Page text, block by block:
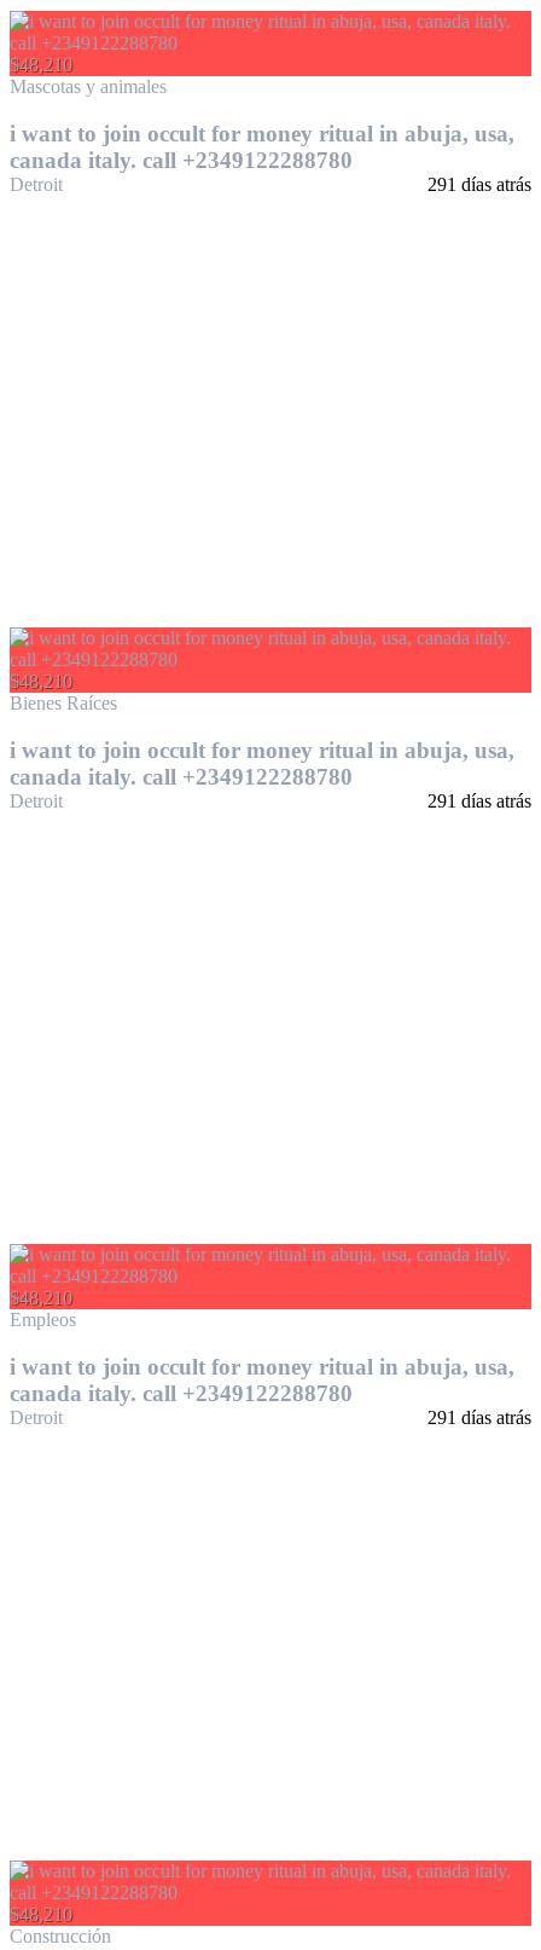
$48,210
Mascotas y animales
i want to join occult for money ritual in abuja, usa,
canada italy. call +2349122288780
Detroit 291 días atrás
$48,210
Bienes Raíces
i want to join occult for money ritual in abuja, usa,
canada italy. call +2349122288780
Detroit 291 días atrás
$48,210
Empleos
i want to join occult for money ritual in abuja, usa,
canada italy. call +2349122288780
Detroit 291 días atrás
$48,210
Construcción